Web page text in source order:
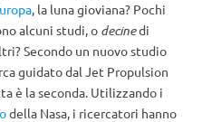
, la luna gioviana? Pochi
alcuni studi, o decinedi
Secondo un nuovo studio
guidato dal Jet Propulsion
è la seconda. Utilizzando i
della Nasa, i ricercatori hanno